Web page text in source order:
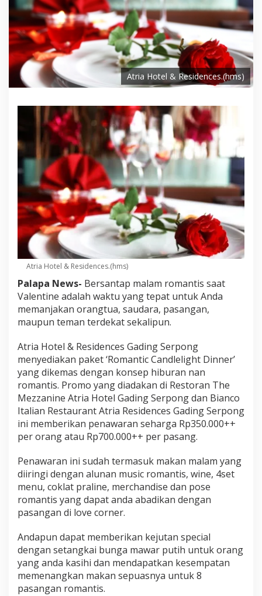
Atria Hotel & Residences.(hms)
Atria Hotel & Residences.(hms)
Palapa News- Bersantap malam romantis saat
Valentine adalah waktu yang tepat untuk Anda
memanjakan orangtua, saudara, pasangan,
maupun teman terdekat sekalipun.
Atria Hotel & Residences Gading Serpong
menyediakan paket ‘Romantic Candlelight Dinner’
yang dikemas dengan konsep hiburan nan
romantis. Promo yang diadakan di Restoran The
Mezzanine Atria Hotel Gading Serpong dan Bianco
Italian Restaurant Atria Residences Gading Serpong
ini memberikan penawaran seharga Rp350.000++
per orang atau Rp700.000++ per pasang.
Penawaran ini sudah termasuk makan malam yang
diiringi dengan alunan music romantis, wine, 4set
menu, coklat praline, merchandise dan pose
romantis yang dapat anda abadikan dengan
pasangan di love corner.
Andapun dapat memberikan kejutan special
dengan setangkai bunga mawar putih untuk orang
yang anda kasihi dan mendapatkan kesempatan
memenangkan makan sepuasnya untuk 8
pasangan romantis.